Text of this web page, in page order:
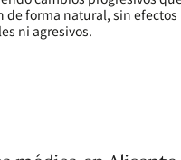
de forma natural, sin efectos
ni agresivos.